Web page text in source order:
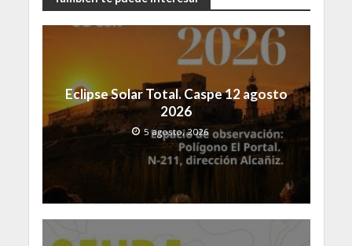
Eclipse Solar Total. Caspe 12 agosto
2026
5 agosto, 2026